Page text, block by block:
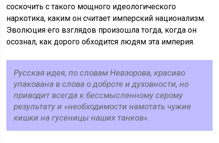
соскочить с такого мощного идеологического
наркотика, каким он считает имперский национализм.
Эволюция его взглядов произошла тогда, когда он
осознал, как дорого обходится людям эта империя.
Русская идея, по словам Невзорова, красиво
упакована в слова о доброте и духовности, но
приводит всегда к бессмысленному серому
результату и «необходимости намотать чужие
кишки на гусеницы наших танков».